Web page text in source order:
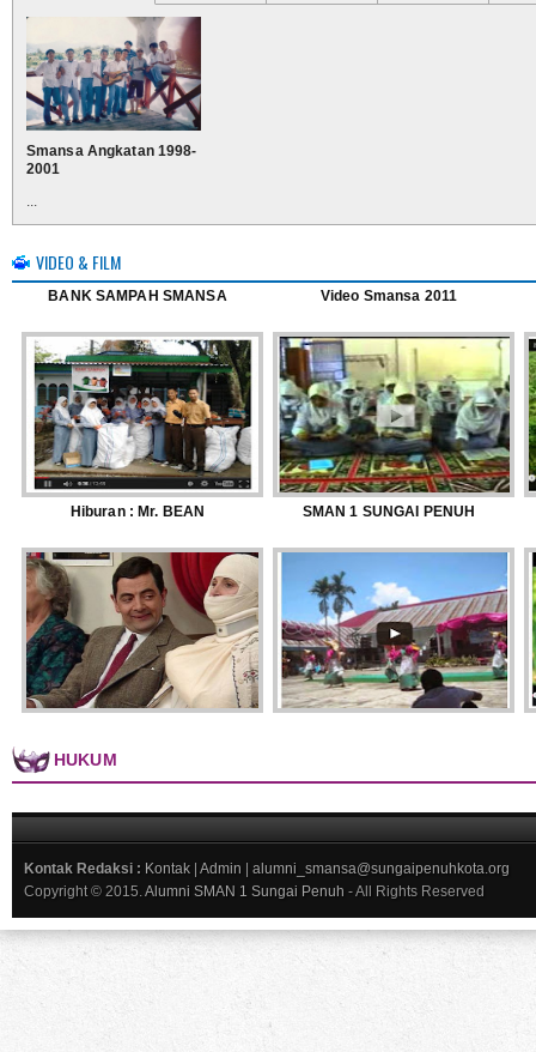
Smansa Angkatan 1998-
2001
...
VIDEO & FILM
BANK SAMPAH SMANSA Video Smansa 2011
Hiburan : Mr. BEAN SMAN 1 SUNGAI PENUH
HUKUM
Kontak Redaksi : Kontak Admin
alumni_smansa@sungaipenuhkota.org
Copyright © 2015.Alumni SMAN 1 Sungai Penuh - All Rights Reserved